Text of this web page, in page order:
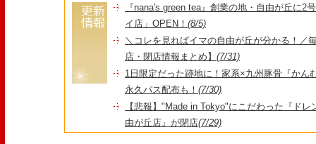
『nana's green tea』創業の地・自由が丘に2
イ店」OPEN！ (8/5)
＼コレを見ればイマの自由が丘が分かる！／
店・閉店情報まとめ】 (7/31)
1日限定だった跡地に！家系×九州豚骨『かん
永久パス配布も！ (7/30)
【悲報】"Made in Tokyo"にこだわった『ド
由が丘店』が閉店(7/29)